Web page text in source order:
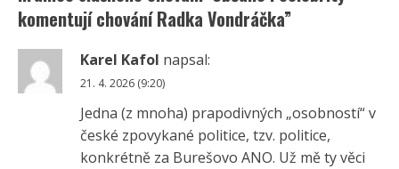
komentují chování Radka Vondráčka”
Karel Kafol napsal:
21. 4. 2026 (9:20)
Jedna (z mnoha) prapodivných „osobností“ v
české zpovykané politice, tzv. politice,
konkrétně za Burešovo ANO. Už mě ty věci